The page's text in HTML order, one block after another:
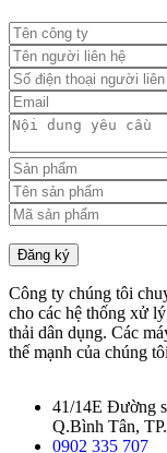
Đăng ký
Công ty chúng tôi
cho các hệ thống xử
thải dân dụng. Các
thế mạnh của chúng
41/14E Đường
Q.Bình Tân,
0902 335 707